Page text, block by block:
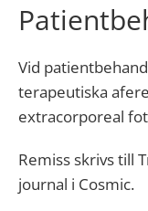
Vid
terapeutiska
extracorporeal
Remiss skrivs till
journal i Cosmic.